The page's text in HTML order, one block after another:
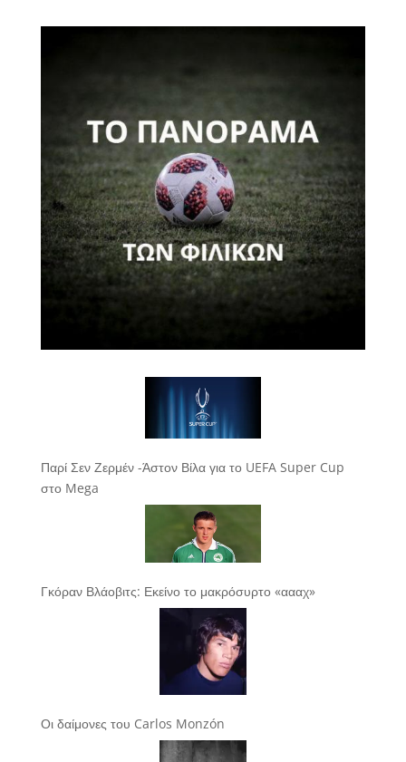
Παρί Σεν Ζερμέν -Άστον Βίλα για το UEFA Super Cup
στο Mega
Γκόραν Βλάοβιτς: Εκείνο το μακρόσυρτο «αααχ»
Οι δαίμονες του Carlos Monzón